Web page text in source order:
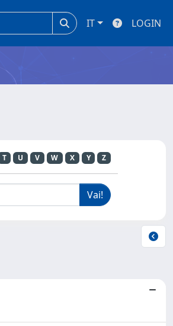
IT LOGIN
T U V W X Y Z